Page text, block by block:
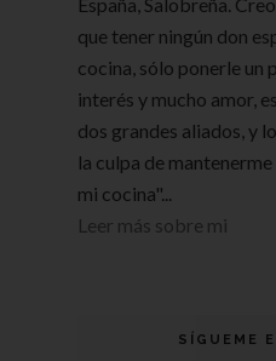
que tener ningún don
cocina, sólo ponerle un
interés y mucho amor,
dos grandes aliados, y
la culpa de
mi cocina"...
Leer más sobre mi
SÍGUEME